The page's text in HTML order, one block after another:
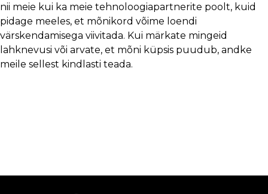
nii meie kui ka meie tehnoloogiapartnerite poolt, kuid
pidage meeles, et mõnikord võime loendi
värskendamisega viivitada. Kui märkate mingeid
lahknevusi või arvate, et mõni küpsis puudub, andke
meile sellest kindlasti teada.